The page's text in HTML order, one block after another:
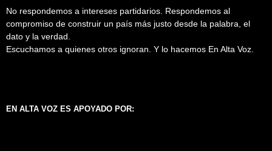
No respondemos a intereses partidarios. Respondemos al
compromiso de construir un país más justo desde la palabra, el
dato y la verdad.
Escuchamos a quienes otros ignoran. Y lo hacemos En Alta Voz.
EN ALTA VOZ ES APOYADO POR: